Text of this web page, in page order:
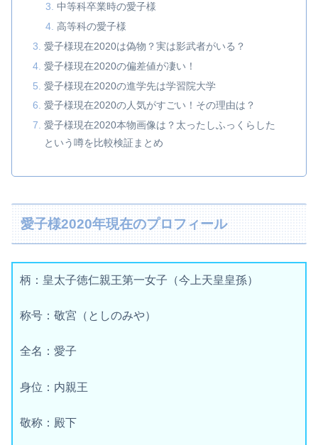
中等科卒業時の愛子様
高等科の愛子様
愛子様現在2020は偽物？実は影武者がいる？
愛子様現在2020の偏差値が凄い！
愛子様現在2020の進学先は学習院大学
愛子様現在2020の人気がすごい！その理由は？
愛子様現在2020本物画像は？太ったしふっくらした
という噂を比較検証まとめ
愛子様2020年現在のプロフィール
柄：皇太子徳仁親王第一女子（今上天皇皇孫）
称号：敬宮（としのみや）
全名：愛子
身位：内親王
敬称：殿下